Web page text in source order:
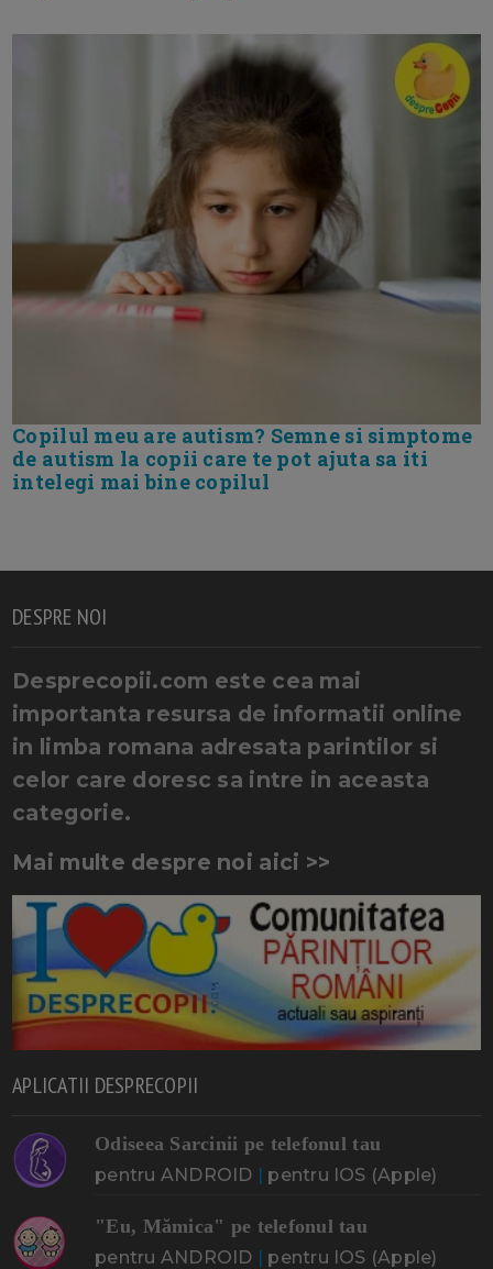
Copilul meu are autism? Semne si simptome
de autism la copii care te pot ajuta sa iti
intelegi mai bine copilul
DESPRE NOI
Desprecopii.com este cea mai
importanta resursa de informatii online
in limba romana adresata parintilor si
celor care doresc sa intre in aceasta
categorie.
Mai multe despre noi aici >>
APLICATII DESPRECOPII
Odiseea Sarcinii pe telefonul tau
pentru ANDROID | pentru IOS (Apple)
"Eu, Mămica" pe telefonul tau
pentru ANDROID | pentru IOS (Apple)